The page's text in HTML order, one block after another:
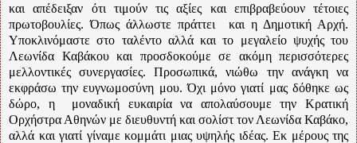
και απέδειξαν ότι τιμούν τις αξίες και επιβραβεύουν τέτοιες
πρωτοβουλίες. Όπως άλλωστε πράττει
και η Δημοτική Αρχή.
Υποκλινόμαστε στο ταλέντο αλλά και το μεγαλείο ψυχής του
Λεωνίδα Καβάκου και προσδοκούμε σε ακόμη περισσότερες
μελλοντικές συνεργασίες. Προσωπικά, νιώθω την ανάγκη να
εκφράσω την ευγνωμοσύνη μου. Όχι μόνο γιατί μας δόθηκε ως
δώρο, η
μοναδική ευκαιρία να απολαύσουμε την Κρατική
Ορχήστρα Αθηνών με διευθυντή και σολίστ τον Λεωνίδα Καβάκο,
αλλά και γιατί γίναμε κομμάτι μιας υψηλής ιδέας. Εκ μέρους της